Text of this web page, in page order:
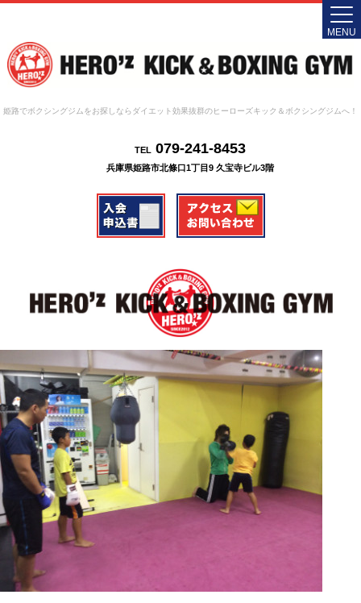
姫路でボクシングジムをお探しならダイエット効果抜群のヒーローズキック＆ボクシングジムへ！
TEL079-241-8453
兵庫県姫路市北條口1丁目9 久宝寺ビル3階
MENU